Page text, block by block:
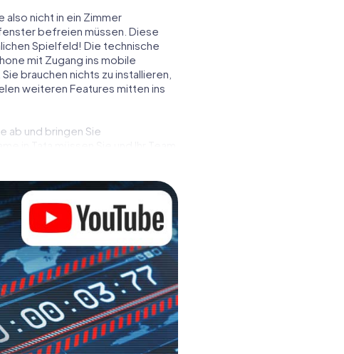
also nicht in ein Zimmer
befreien müssen. Diese
Spielfeld! Die technische
mit Zugang ins mobile
brauchen nichts zu installieren,
weiteren Features mitten ins
ab und bringen Sie
in Tata müssen Sie und Ihr Team
Bildergalerie. Das
Erlebnisspielplatz. Holen Sie
und verwandeln Sie Tata in einen